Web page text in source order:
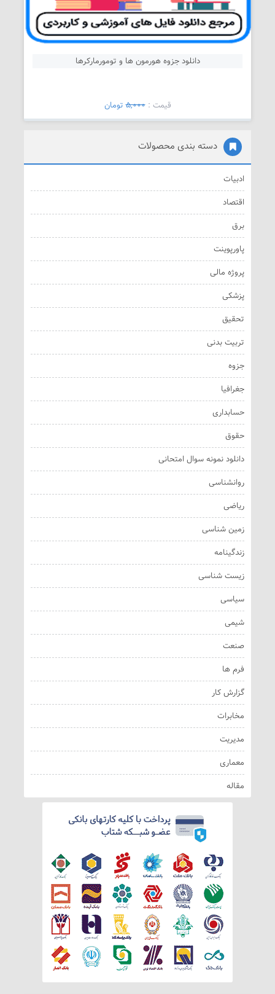
دانلود جزوه هورمون ها و تومورمارکرها
قیمت :5,000تومان
دسته بندی محصولات
ادبیات
اقتصاد
برق
پاورپوینت
پروژه مالی
پزشکی
تحقیق
تربیت بدنی
جزوه
جغرافیا
حسابداری
حقوق
دانلود نمونه سوال امتحانی
روانشناسی
ریاضی
زمین شناسی
زندگینامه
زیست شناسی
سیاسی
شیمی
صنعت
فرم ها
گزارش کار
مخابرات
مدیریت
معماری
مقاله